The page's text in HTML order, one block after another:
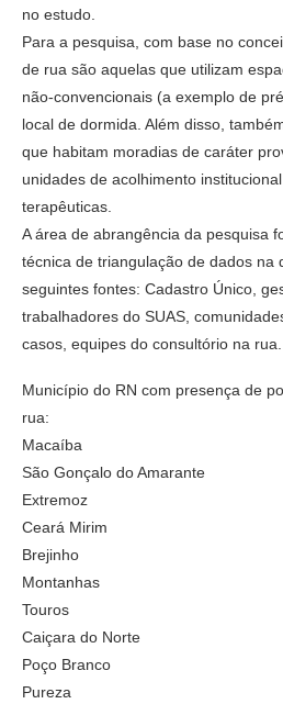
no estudo.
Para a pesquisa, com base no
de rua são aquelas que utilizam
não-convencionais (a exemplo de
local de dormida. Além disso,
que habitam moradias de caráter
unidades de acolhimento
terapêuticas.
A área de abrangência da pesquisa
técnica de triangulação de dados na
seguintes fontes: Cadastro Único,
trabalhadores do SUAS,
casos, equipes do consultório na rua.
Município do RN com presença de
rua:
Macaíba
São Gonçalo do Amarante
Extremoz
Ceará Mirim
Brejinho
Montanhas
Touros
Caiçara do Norte
Poço Branco
Pureza